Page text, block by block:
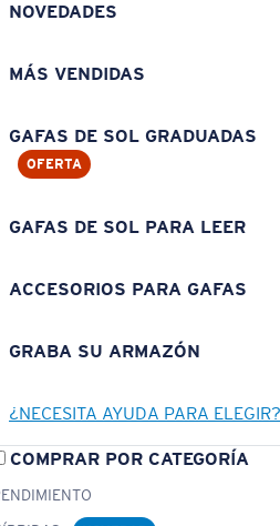
NOVEDADES
MÁS VENDIDAS
GAFAS DE SOL GRADUADAS
OFERTA
GAFAS DE SOL PARA LEER
ACCESORIOS PARA GAFAS
GRABA SU ARMAZÓN
¿NECESITA AYUDA PARA ELEGIR?
COMPRAR POR CATEGORÍA